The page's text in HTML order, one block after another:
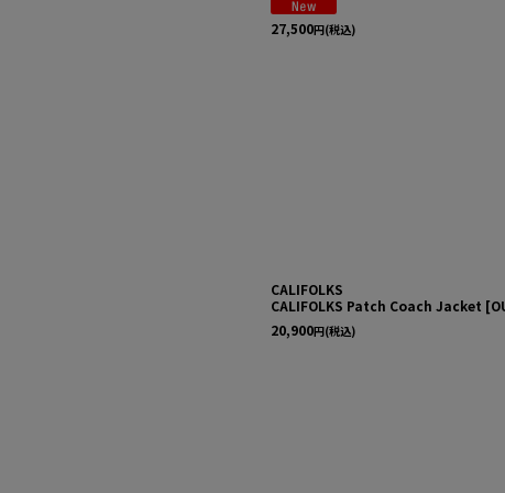
27,500円(税込)
CALIFOLKS
CALIFOLKS Patch Coach Jacket [
20,900円(税込)